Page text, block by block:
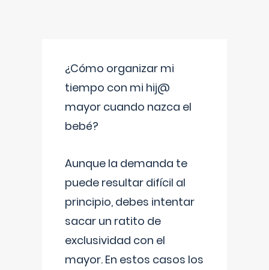
¿Cómo organizar mi
tiempo con mi hij@
mayor cuando nazca el
bebé?
Aunque la demanda te
puede resultar difícil al
principio, debes intentar
sacar un ratito de
exclusividad con el
mayor. En estos casos los